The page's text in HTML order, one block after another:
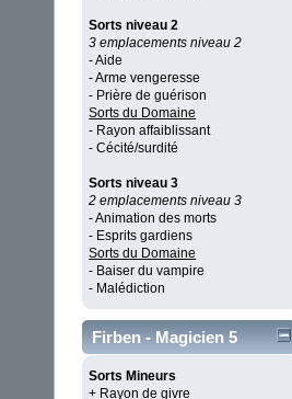
Sorts niveau 2
3 emplacements niveau 2
- Aide
- Arme vengeresse
- Prière de guérison
Sorts du Domaine
- Rayon affaiblissant
- Cécité/surdité
Sorts niveau 3
2 emplacements niveau 3
- Animation des morts
- Esprits gardiens
Sorts du Domaine
- Baiser du vampire
- Malédiction
Firben - Magicien 5
Sorts Mineurs
+ Rayon de givre